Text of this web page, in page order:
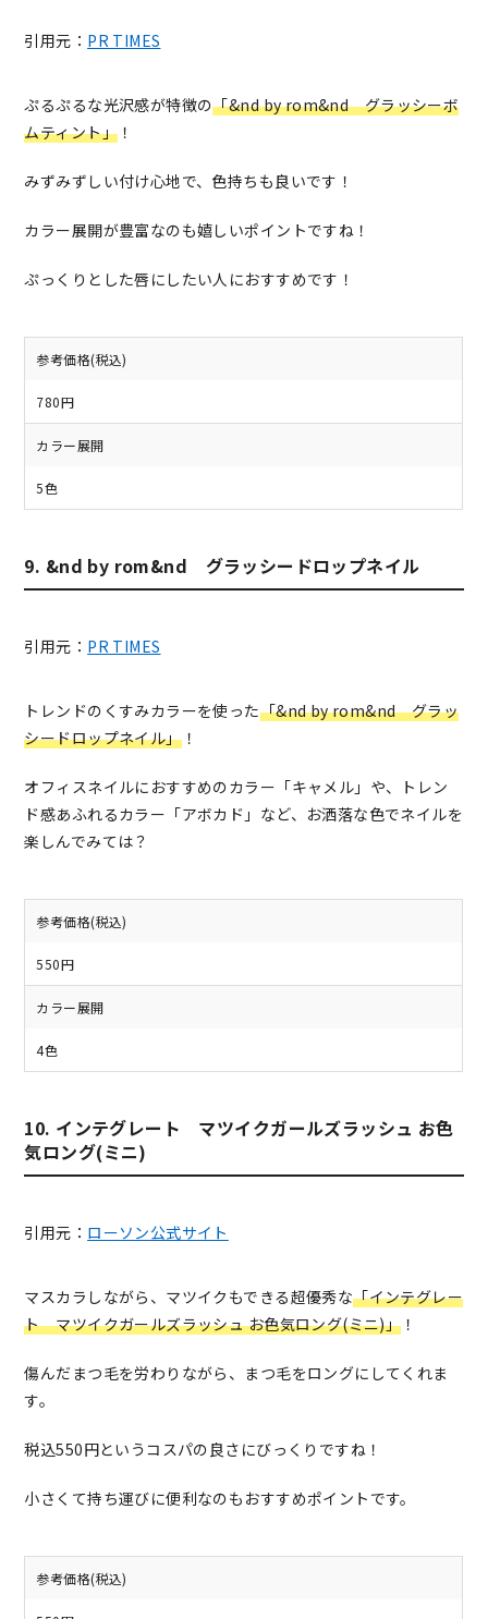
引用元： PR TIMES
ぷるぷるな光沢感が特徴の「&nd by rom&nd グラッシーボ
ムティント」！
みずみずしい付け心地で、色持ちも良いです！
カラー展開が豊富なのも嬉しいポイントですね！
ぷっくりとした唇にしたい人におすすめです！
参考価格(税込)
780円
カラー展開
5色
9. &nd by rom&nd グラッシードロップネイル
引用元： PR TIMES
トレンドのくすみカラーを使った「&nd by rom&nd グラッ
シードロップネイル」！
オフィスネイルにおすすめのカラー「キャメル」や、トレン
ド感あふれるカラー「アボカド」など、お洒落な色でネイルを
楽しんでみては？
参考価格(税込)
550円
カラー展開
4色
10. インテグレート マツイクガールズラッシュ お色
気ロング(ミニ)
引用元： ローソン公式サイト
マスカラしながら、マツイクもできる超優秀な「インテグレー
ト マツイクガールズラッシュ お色気ロング(ミニ)」 ！
傷んだまつ毛を労わりながら、まつ毛をロングにしてくれま
す。
税込550円というコスパの良さにびっくりですね！
小さくて持ち運びに便利なのもおすすめポイントです。
参考価格(税込)